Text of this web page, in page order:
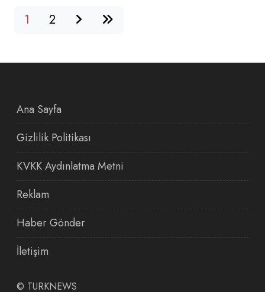
1 2
Ana Sayfa
Gizlilik Politikası
KVKK Aydınlatma Metni
Reklam
Haber Gönder
İletişim
© TURKNEWS